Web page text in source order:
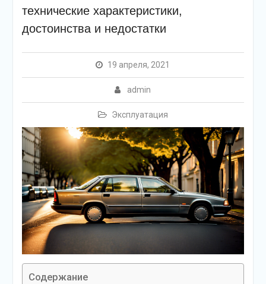
технические характеристики,
достоинства и недостатки
19 апреля, 2021
admin
Эксплуатация
Содержание